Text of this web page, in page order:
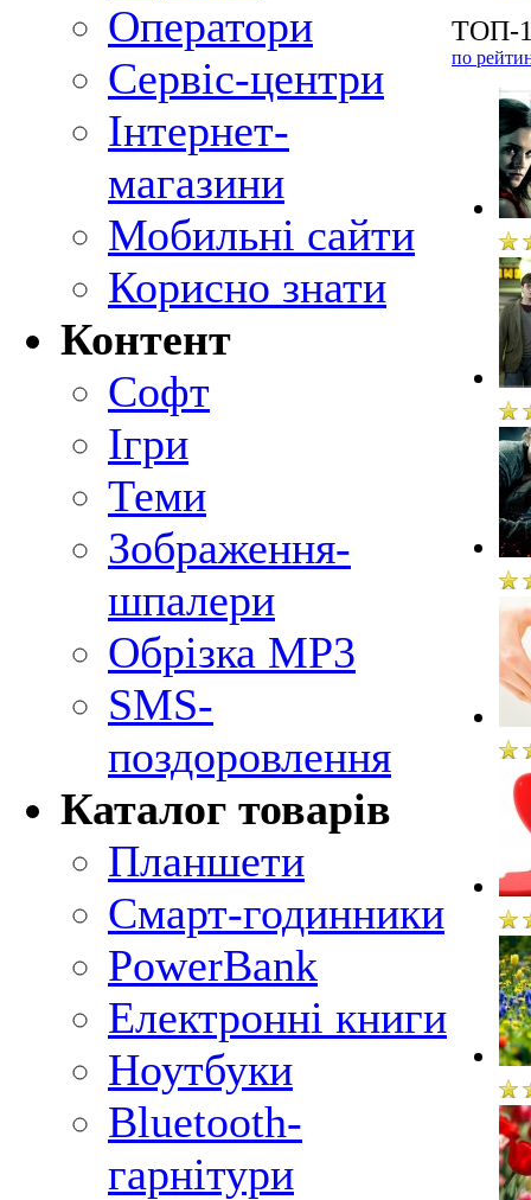
Оператори
Сервіс-центри
Інтернет-
магазини
Мобильні сайти
Корисно знати
Контент
Софт
Ігри
Теми
Зображення-
шпалери
Обрізка MP3
SMS-
поздоровлення
Каталог товарів
Планшети
Смарт-годинники
PowerBank
Електронні книги
Ноутбуки
Bluetooth-
гарнітури
ТОП-
по